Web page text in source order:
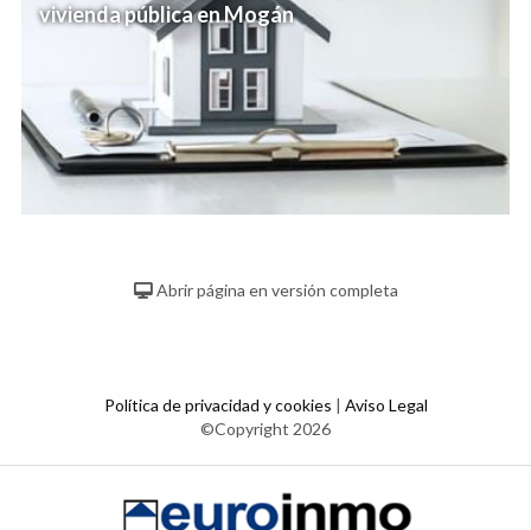
vivienda pública en Mogán
Abrir página en versión completa
Política de privacidad y cookies | Aviso Legal
©Copyright 2026